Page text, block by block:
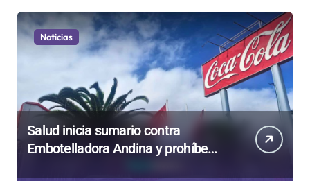
Noticias
Salud inicia sumario contra
Embotelladora Andina y prohíbe